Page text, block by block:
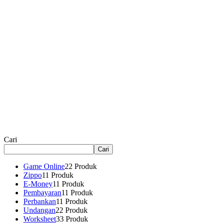
Cari
Cari
Game Online22 Produk
Zippo11 Produk
E-Money11 Produk
Pembayaran11 Produk
Perbankan11 Produk
Undangan22 Produk
Worksheet33 Produk